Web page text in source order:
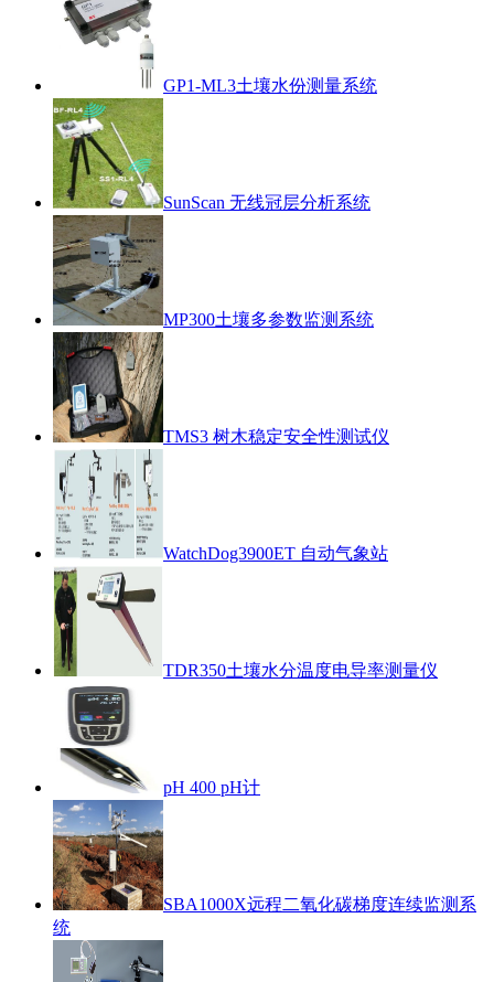
GP1-ML3土壤水份测量系统
SunScan 无线冠层分析系统
MP300土壤多参数监测系统
TMS3 树木稳定安全性测试仪
WatchDog3900ET 自动气象站
TDR350土壤水分温度电导率测量仪
pH 400 pH计
SBA1000X远程二氧化碳梯度连续监测系
统